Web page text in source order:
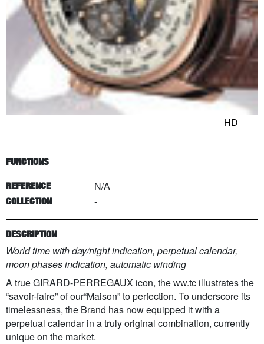
HD
FUNCTIONS
REFERENCE N/A
COLLECTION -
DESCRIPTION
World time with day/night indication, perpetual calendar,
moon phases indication, automatic winding
A true GIRARD-PERREGAUX icon, the ww.tc illustrates the
“savoir-faire” of our“Maison” to perfection. To underscore its
timelessness, the Brand has now equipped it with a
perpetual calendar in a truly original combination, currently
unique on the market.